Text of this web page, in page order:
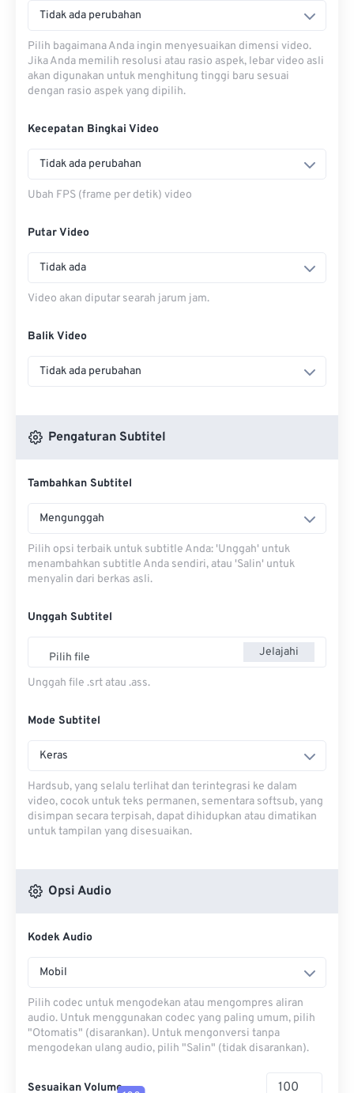
Tidak ada perubahan
Pilih bagaimana Anda ingin menyesuaikan dimensi video.
Jika Anda memilih resolusi atau rasio aspek, lebar video asli
akan digunakan untuk menghitung tinggi baru sesuai
dengan rasio aspek yang dipilih.
Kecepatan Bingkai Video
Tidak ada perubahan
Ubah FPS (frame per detik) video
Putar Video
Tidak ada
Video akan diputar searah jarum jam.
Balik Video
Tidak ada perubahan
Pengaturan Subtitel
Tambahkan Subtitel
Mengunggah
Pilih opsi terbaik untuk subtitle Anda: 'Unggah' untuk
menambahkan subtitle Anda sendiri, atau 'Salin' untuk
menyalin dari berkas asli.
Unggah Subtitel
Pilih file Jelajahi
Unggah file .srt atau .ass.
Mode Subtitel
Keras
Hardsub, yang selalu terlihat dan terintegrasi ke dalam
video, cocok untuk teks permanen, sementara softsub, yang
disimpan secara terpisah, dapat dihidupkan atau dimatikan
untuk tampilan yang disesuaikan.
Opsi Audio
Kodek Audio
Mobil
Pilih codec untuk mengodekan atau mengompres aliran
audio. Untuk menggunakan codec yang paling umum, pilih
"Otomatis" (disarankan). Untuk mengonversi tanpa
mengodekan ulang audio, pilih "Salin" (tidak disarankan).
Sesuaikan Volume